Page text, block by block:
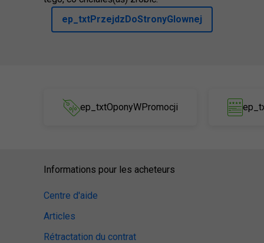
ep_txtPrzejdzDoStronyGlownej
ep_txtOponyWPromocji
Informations pour les acheteurs
Centre d'aide
Articles
Rétractation du contrat